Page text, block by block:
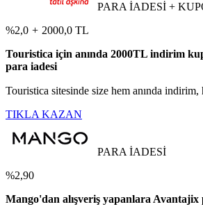
PARA İADESİ +
%2,0 + 2000,0 TL
Touristica için anında 2000TL indirim
para iadesi
Touristica sitesinde size hem anında indirim,
TIKLA KAZAN
PARA İADESİ
%2,90
Mango'dan alışveriş yapanlara